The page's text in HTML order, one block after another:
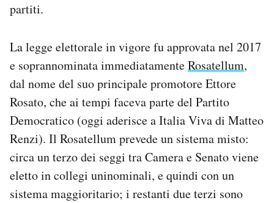
partiti.
La legge elettorale in vigore fu approvata nel 2017
e soprannominata immediatamenteRosatellum,
dal nome del suo principale promotore Ettore
Rosato, che ai tempi faceva parte del Partito
Democratico (oggi aderisce a Italia Viva di Matteo
Renzi). Il Rosatellum prevede un sistema misto:
circa un terzo dei seggi tra Camera e Senato viene
eletto in collegi uninominali, e quindi con un
sistema maggioritario; i restanti due terzi sono